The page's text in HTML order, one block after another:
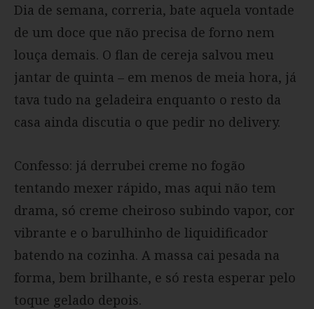
Dia de semana, correria, bate aquela vontade
de um doce que não precisa de forno nem
louça demais. O flan de cereja salvou meu
jantar de quinta – em menos de meia hora, já
tava tudo na geladeira enquanto o resto da
casa ainda discutia o que pedir no delivery.
Confesso: já derrubei creme no fogão
tentando mexer rápido, mas aqui não tem
drama, só creme cheiroso subindo vapor, cor
vibrante e o barulhinho de liquidificador
batendo na cozinha. A massa cai pesada na
forma, bem brilhante, e só resta esperar pelo
toque gelado depois.